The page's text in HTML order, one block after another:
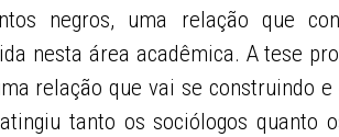
negros, uma relação que
nesta área acadêmica. A tese
relação que vai se construindo e
tanto os sociólogos quanto